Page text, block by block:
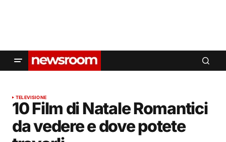
TELEVISIONE
10 Film di Natale Romantici
da vedere e dove potete